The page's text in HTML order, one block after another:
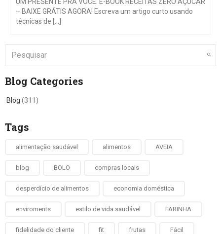
– BAIXE GRÁTIS AGORA! Escreva um artigo curto usando
técnicas de [...]
Blog Categories
Blog (311)
Tags
alimentação saudável alimentos AVEIA
blog BOLO compras locais
desperdício de alimentos economia doméstica
enviroments estilo de vida saudável FARINHA
fidelidade do cliente fit frutas Fácil